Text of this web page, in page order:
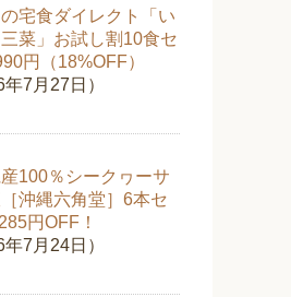
宅食ダイレクト「い
菜」お試し割10食セ
円（18%OFF）
年7月27日）
100％シークヮーサ
沖縄六角堂］6本セ
円OFF！
年7月24日）